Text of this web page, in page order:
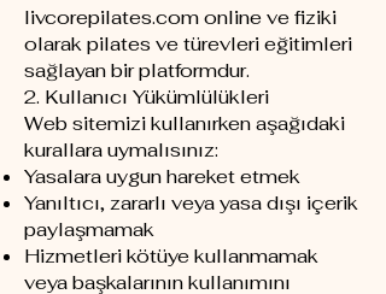
livcorepilates.com online ve fiziki
olarak pilates ve türevleri eğitimleri
sağlayan bir platformdur.
2. Kullanıcı Yükümlülükleri
Web sitemizi kullanırken aşağıdaki
kurallara uymalısınız:
Yasalara uygun hareket etmek
Yanıltıcı, zararlı veya yasa dışı içerik
paylaşmamak
Hizmetleri kötüye kullanmamak
veya başkalarının kullanımını